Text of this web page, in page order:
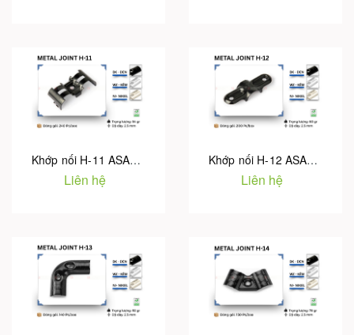
Khớp nối H-11 ASADO
Liên hệ
Khớp nối H-12 ASADO
Liên hệ